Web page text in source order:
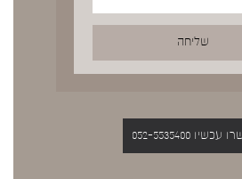
052-5535400